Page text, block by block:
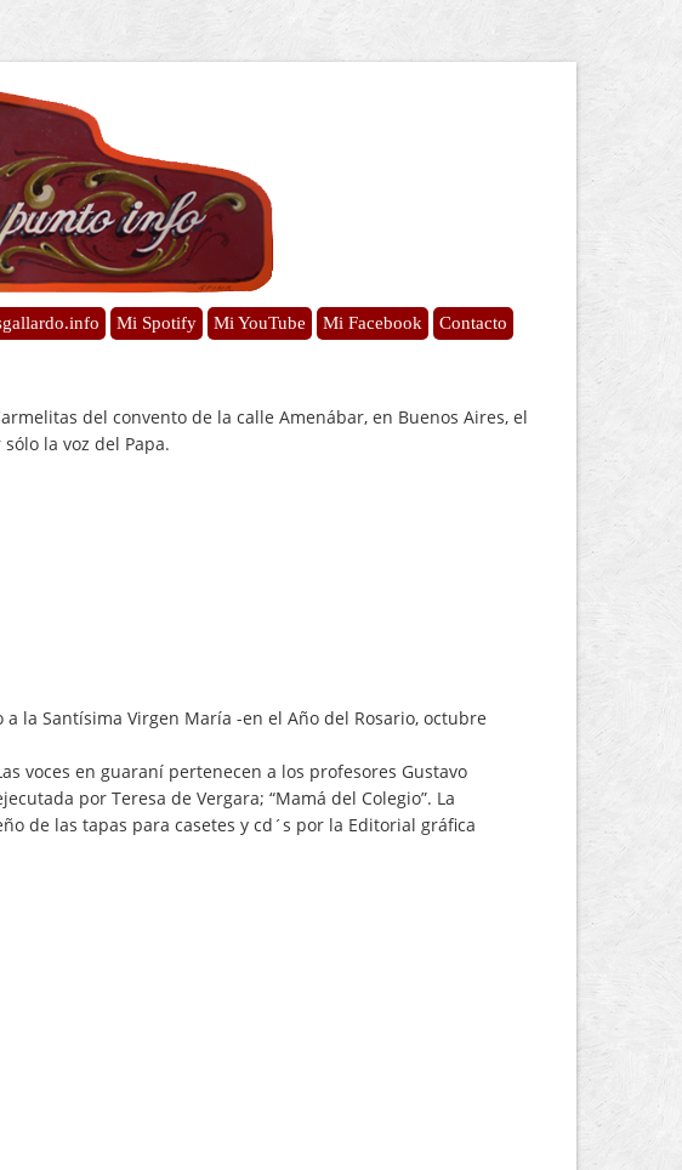
Mi Spotify Mi YouTube Mi Facebook Contacto
del convento de la calle Amenábar, en Buenos Aires, el
la voz del Papa.
la Santísima Virgen María -en el Año del Rosario, octubre
voces en guaraní pertenecen a los profesores Gustavo
por Teresa de Vergara; “Mamá del Colegio”. La
de las tapas para casetes y cd´s por la Editorial gráfica